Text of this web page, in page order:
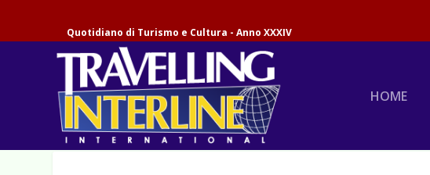
Quotidiano di Turismo e Cultura - Anno XXXIV
HOME